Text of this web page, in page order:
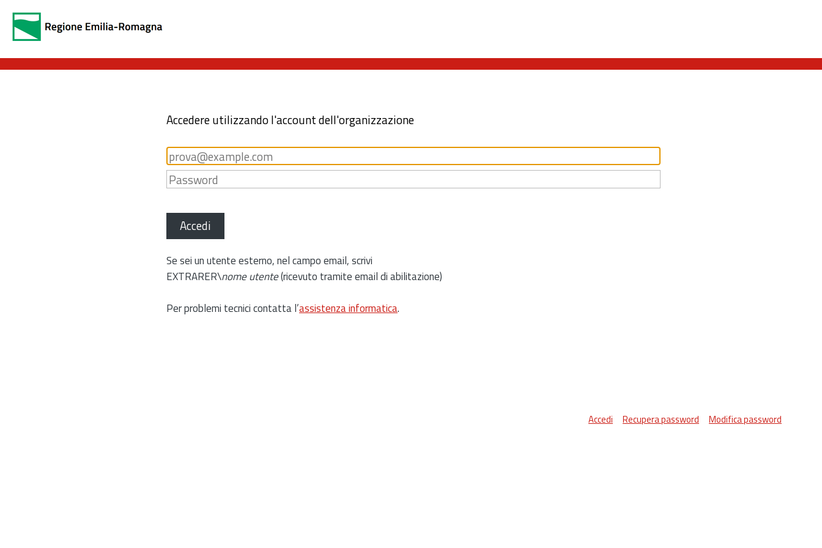
Accedere utilizzando l'account dell'organizzazione
Accedi
Se sei un utente esterno, nel campo email, scrivi
EXTRARER\nome utente(ricevuto tramite email di abilitazione)
Per problemi tecnici contatta l’assistenza informatica.
Accedi Recupera password Modifica password